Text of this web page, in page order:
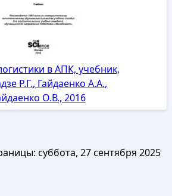
в АПК, учебник,
Р.Г., Гайдаенко А.А.,
О.В., 2016
суббота, 27 сентября 2025